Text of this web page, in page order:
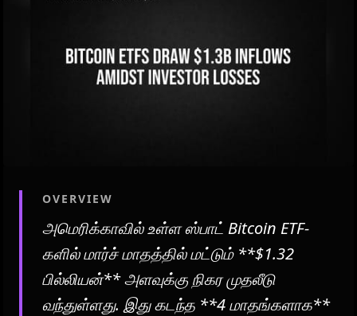
OVERVIEW
அமெரிக்காவில் உள்ள ஸ்பாட் Bitcoin ETF-
களில் மார்ச் மாதத்தில் மட்டும் **$1.32
பில்லியன்** அளவுக்கு நிகர முதலீடு
வந்துள்ளது. இது கடந்த **4 மாதங்களாக**